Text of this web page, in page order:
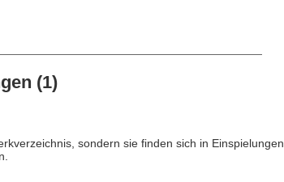
(1)
sondern sie finden sich in Einspielungen,